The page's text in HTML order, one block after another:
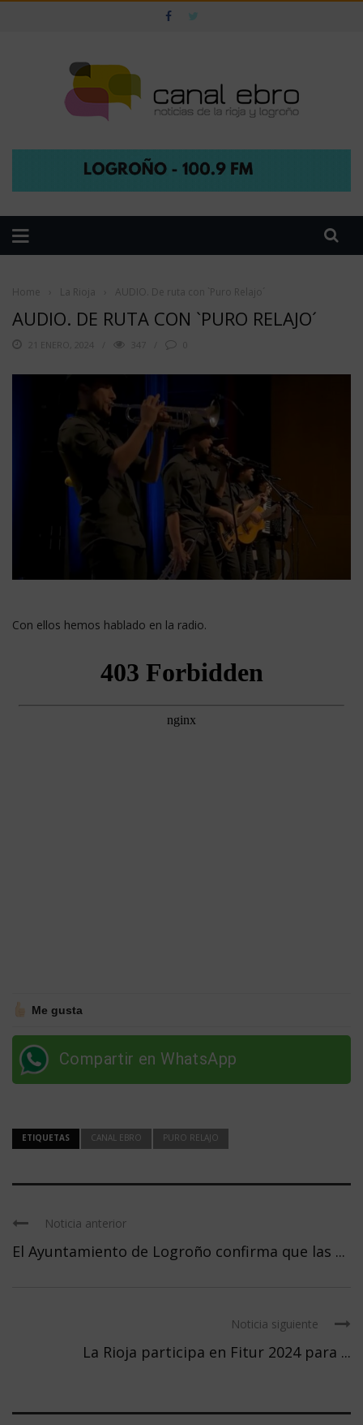
Home La Rioja AUDIO. De ruta con `Puro Relajo´
AUDIO. DE RUTA CON `PURO RELAJO´
21 ENERO, 2024 347
Con ellos hemos hablado en la radio.
Me gusta
Compartir en WhatsApp
ETIQUETAS CANAL EBRO PURO RELAJO
Noticia anterior
El Ayuntamiento de Logroño confirma que las ...
Noticia siguiente
La Rioja participa en Fitur 2024 para ...